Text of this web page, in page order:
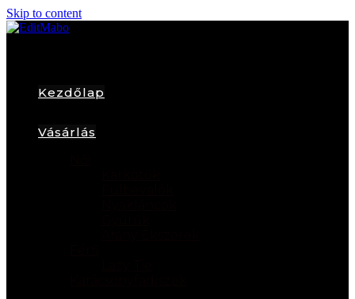
Skip to content
Kezdőlap
Vásárlás